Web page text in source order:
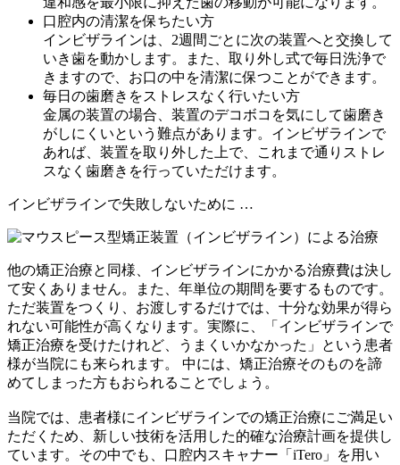
口腔内の清潔を保ちたい方
インビザラインは、2週間ごとに次の装置へと交換して
いき歯を動かします。また、取り外し式で毎日洗浄で
きますので、お口の中を清潔に保つことができます。
毎日の歯磨きをストレスなく行いたい方
金属の装置の場合、装置のデコボコを気にして歯磨き
がしにくいという難点があります。インビザラインで
あれば、装置を取り外した上で、これまで通りストレ
スなく歯磨きを行っていただけます。
インビザラインで失敗しないために …
他の矯正治療と同様、インビザラインにかかる治療費は決し
て安くありません。また、年単位の期間を要するものです。
ただ装置をつくり、お渡しするだけでは、十分な効果が得ら
れない可能性が高くなります。実際に、「インビザラインで
矯正治療を受けたけれど、うまくいかなかった」という患者
様が当院にも来られます。 中には、矯正治療そのものを諦
めてしまった方もおられることでしょう。
当院では、患者様にインビザラインでの矯正治療にご満足い
ただくため、新しい技術を活用した的確な治療計画を提供し
ています。その中でも、口腔内スキャナー「iTero」を用い